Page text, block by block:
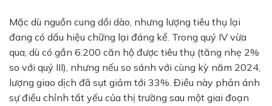
Mặc dù nguồn cung dồi dào, nhưng lượng tiêu thụ lại
đang có dấu hiệu chững lại đáng kể. Trong quý IV vừa
qua, dù có gần 6.200 căn hộ được tiêu thụ (tăng nhẹ 2%
so với quý III), nhưng nếu so sánh với cùng kỳ năm 2024,
lượng giao dịch đã sụt giảm tới 33%. Điều này phản ánh
sự điều chỉnh tất yếu của thị trường sau một giai đoạn